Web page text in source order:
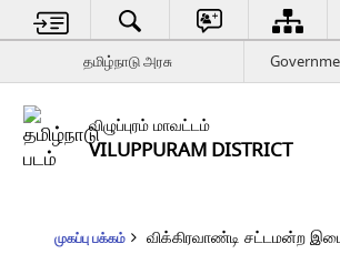
தமிழ்நாடு அரசு
விழுப்புரம் மாவட்டம்
VILUPPURAM DISTRICT
முகப்பு பக்கம் விக்கிரவாண்டி சட்டமன்ற